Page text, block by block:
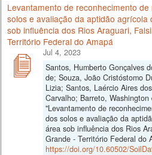
Levantamento de reconhecimento
solos e avaliação da aptidão agrícola
sob influência dos Rios Araguari,
Território Federal do Amapá
Jul 4, 2023
Santos, Humberto Gonçalves
de; Souza, João Cristóstomo
Lizia; Santos, Laércio Aires
Carvalho; Barreto,
"Levantamento de
dos solos e avaliação da
área sob influência dos Rios
Grande - Território Federal do
https://doi.org/10.60502/